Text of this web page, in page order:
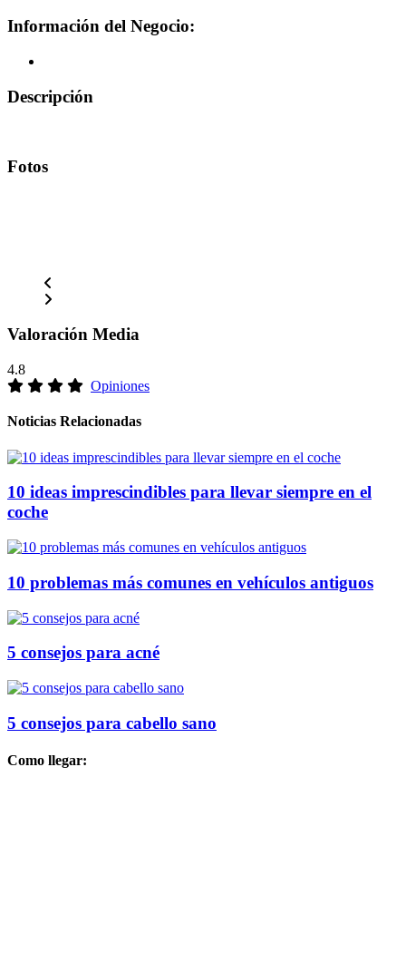
Información del Negocio:
Descripción
Fotos
Valoración Media
4.8
Opiniones
Noticias Relacionadas
10 ideas imprescindibles para llevar siempre en el
coche
10 problemas más comunes en vehículos antiguos
5 consejos para acné
5 consejos para cabello sano
Como llegar: